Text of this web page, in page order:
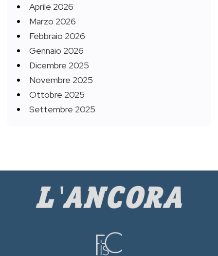
Aprile 2026
Marzo 2026
Febbraio 2026
Gennaio 2026
Dicembre 2025
Novembre 2025
Ottobre 2025
Settembre 2025